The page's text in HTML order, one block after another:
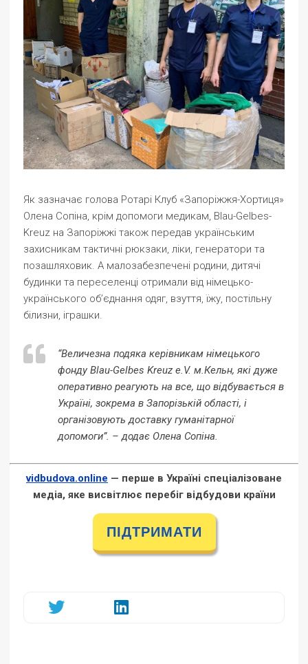
Як зазначає голова Ротарі Клуб «Запоріжжя-Хортиця»
Олена Сопіна, крім допомоги медикам, Blau-Gelbes-
Kreuz на Запоріжжі також передав українським
захисникам тактичні рюкзаки, ліки, генератори та
позашляховик. А малозабезпечені родини, дитячі
будинки та переселенці отримали від німецько-
українського об’єднання одяг, взуття, їжу, постільну
білизни, іграшки.
“Величезна подяка керівникам німецького
фонду Blau-Gelbes Kreuz e.V. м.Кельн, які дуже
оперативно реагують на все, що відбувається в
Україні, зокрема в Запорізькій області, і
організовують доставку гуманітарної
допомоги”. – додає Олена Сопіна.
vidbudova.online — перше в Україні спеціалізоване
медіа, яке висвітлює перебіг відбудови країни
ПІДТРИМАТИ